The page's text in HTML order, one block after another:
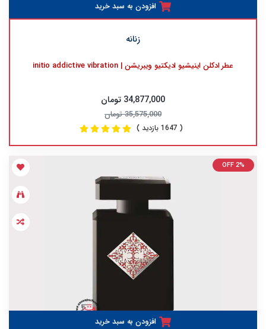
افزودن به سبد خرید
زنانه
عطر ادکلن اینیشیو ادیکتیو ویبریشن | initio addictive vibration
34,877,000 تومان
35,575,000 تومان
( 1647 بازدید )
OFF 2%
افزودن به سبد خرید